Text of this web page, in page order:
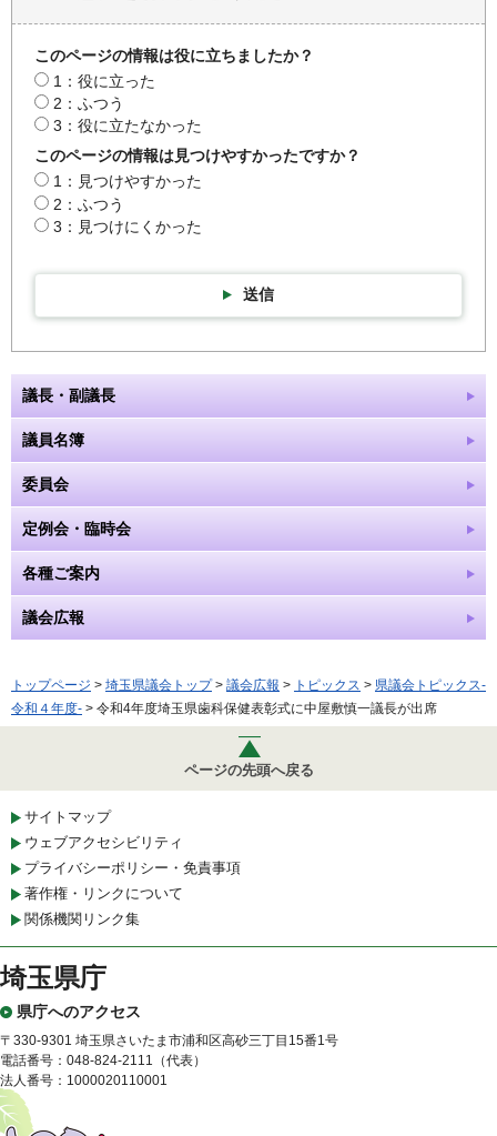
このページの情報は役に立ちましたか？
1：役に立った
2：ふつう
3：役に立たなかった
このページの情報は見つけやすかったですか？
1：見つけやすかった
2：ふつう
3：見つけにくかった
送信
議長・副議長
議員名簿
委員会
定例会・臨時会
各種ご案内
議会広報
トップページ > 埼玉県議会トップ> 議会広報 > トピックス > 県議会トピックス-
令和４年度- > 令和4年度埼玉県歯科保健表彰式に中屋敷慎一議長が出席
ページの先頭へ戻る
サイトマップ
ウェブアクセシビリティ
プライバシーポリシー・免責事項
著作権・リンクについて
関係機関リンク集
埼玉県庁
県庁へのアクセス
〒330-9301 埼玉県さいたま市浦和区高砂三丁目15番1号
電話番号：048-824-2111（代表）
法人番号：1000020110001